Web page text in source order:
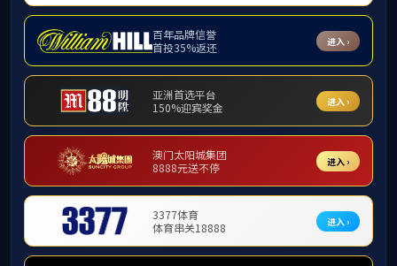
师资力量
基础数学系
应用数学系
教授
杜现昆